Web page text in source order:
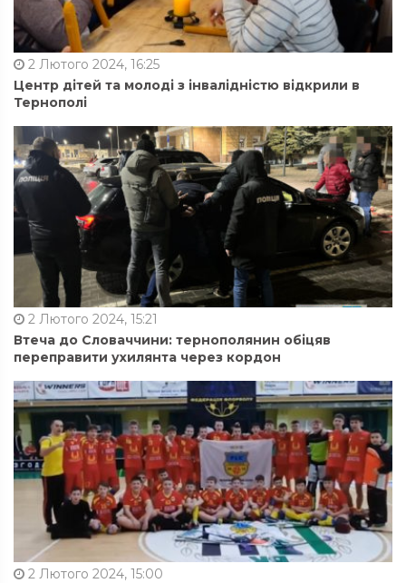
2 Лютого 2024, 16:25
Центр дітей та молоді з інвалідністю відкрили в
Тернополі
2 Лютого 2024, 15:21
Втеча до Словаччини: тернополянин обіцяв
переправити ухилянта через кордон
2 Лютого 2024, 15:00